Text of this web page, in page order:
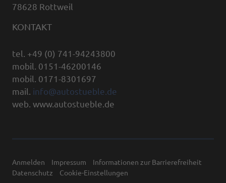
78628 Rottweil
KONTAKT
tel. +49 (0) 741-94243800
mobil. 0151-46200146
mobil. 0171-8301697
mail. info@autostueble.de
web. www.autostueble.de
Anmelden Impressum
Informationen zur Barrierefreiheit
Datenschutz
Cookie-Einstellungen